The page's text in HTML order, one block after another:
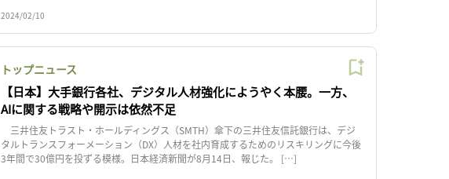
2024/02/10
トップニュース
【日本】大手銀行各社、デジタル人材強化にようやく本腰。一方、
AIに関する戦略や開示は依然不足
三井住友トラスト・ホールディングス（SMTH）傘下の三井住友信託銀行は、デジ
タルトランスフォーメーション（DX）人材を社内育成するためのリスキリングに今後
3年間で30億円を投ずる模様。日本経済新聞が8月14日、報じた。 […]